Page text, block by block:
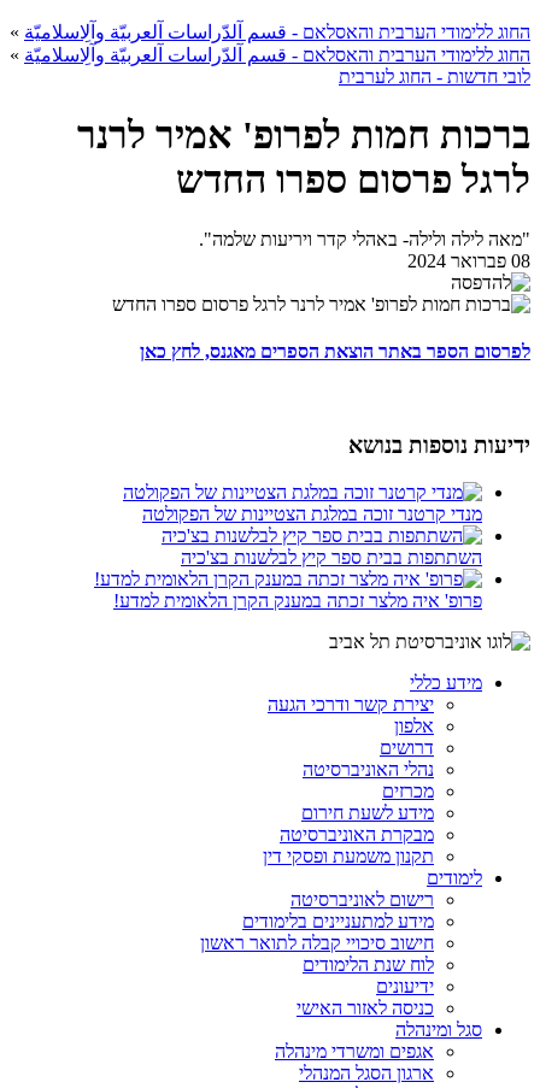
החוג ללימודי הערבית והאסלאם - قسم آلدّراسات آلعربيّة وآلِاسلاميّة »
החוג ללימודי הערבית והאסלאם - قسم آلدّراسات آلعربيّة وآلِاسلاميّة »
לובי חדשות - החוג לערבית
ברכות חמות לפרופ' אמיר לרנר
לרגל פרסום ספרו החדש
"מאה לילה ולילה- באהלי קדר ויריעות שלמה".
08 פברואר 2024
לפרסום הספר באתר הוצאת הספרים מאגנס, לחץ כאן
ידיעות נוספות בנושא
מנדי קרטנר זוכה במלגת הצטיינות של הפקולטה
השתתפות בבית ספר קיץ לבלשנות בצ'כיה
פרופ' איה מלצר זכתה במענק הקרן הלאומית למדע!
מידע כללי
יצירת קשר ודרכי הגעה
אלפון
דרושים
נהלי האוניברסיטה
מכרזים
מידע לשעת חירום
מבקרת האוניברסיטה
תקנון משמעת ופסקי דין
לימודים
רישום לאוניברסיטה
מידע למתעניינים בלימודים
חישוב סיכויי קבלה לתואר ראשון
לוח שנת הלימודים
ידיעונים
כניסה לאזור האישי
סגל ומינהלה
אגפים ומשרדי מינהלה
ארגון הסגל המנהלי